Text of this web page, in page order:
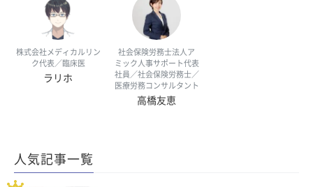
株式会社メディカルリン
ク代表／臨床医
ラリホ
社会保険労務士法人ア
ミック人事サポート代表
社員／社会保険労務士／
医療労務コンサルタント
高橋友恵
人気記事一覧